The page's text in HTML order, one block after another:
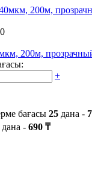
200м,
+
бағасы 25 дана -
дана - 690 ₸